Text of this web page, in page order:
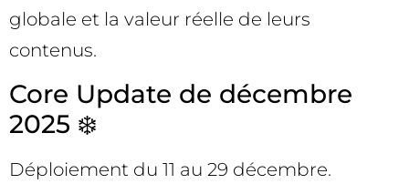
globale et la valeur réelle de leurs
contenus.
Core Update de décembre
2025 ❄️
Déploiement du 11 au 29 décembre.